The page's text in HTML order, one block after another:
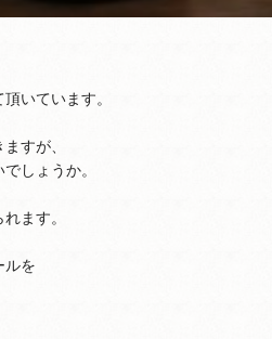
いています。
すが、
しょうか。
ます。
ルを